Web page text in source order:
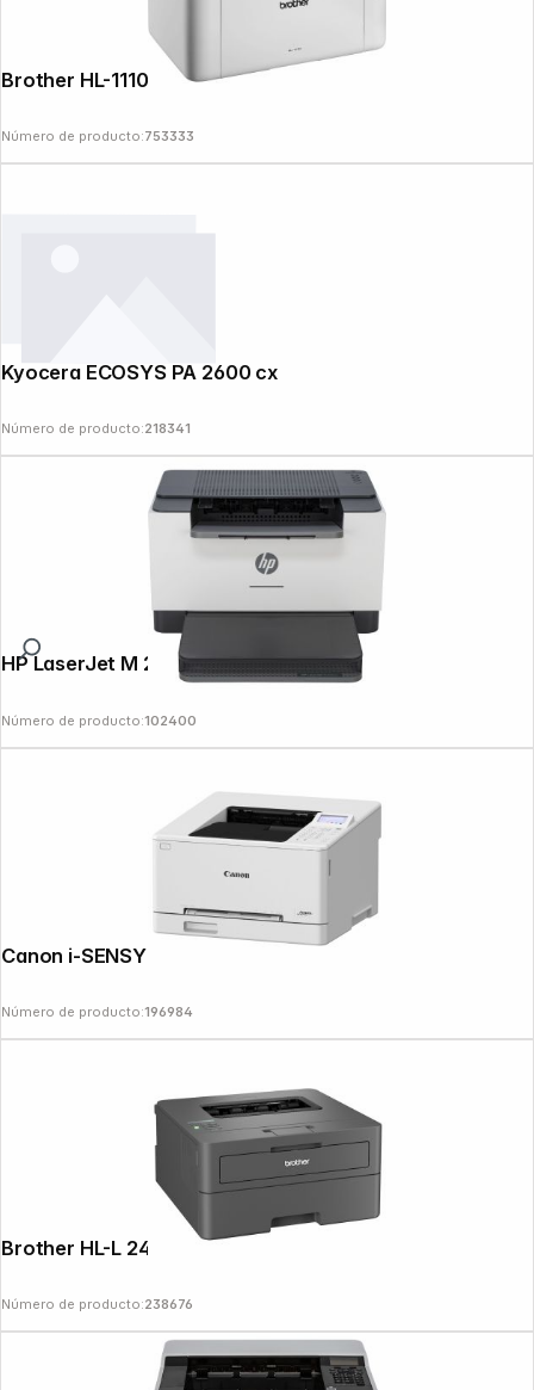
Brother HL-1110
Número de producto:753333
Kyocera ECOSYS PA 2600 cx
Número de producto:218341
HP LaserJet M 209 dw
Número de producto:102400
Canon i-SENSYS LBP 647 Cdw
Número de producto:196984
Brother HL-L 2445 DW
Número de producto:238676